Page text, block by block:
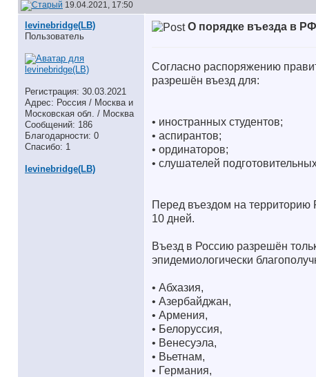
19.04.2021, 17:50
levinebridge(LB)
Пользователь
Регистрация: 30.03.2021
Адрес: Россия / Москва и
Московская обл. / Москва
Сообщений: 186
Благодарности: 0
Спасибо: 1
levinebridge(LB)
О порядке въезда в
Согласно распоряжению
разрешён въезд для:
• иностранных студентов;
• аспирантов;
• ординаторов;
• слушателей
Перед въездом на территорию
10 дней.
Въезд в Россию разрешён
эпидемиологически
• Абхазия,
• Азербайджан,
• Армения,
• Белоруссия,
• Венесуэла,
• Вьетнам,
• Германия,